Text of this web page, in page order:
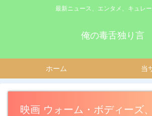
最新ニュース、エンタメ、キュレ
俺の毒舌独り言
ホーム 当
映画 ウォーム・ボディーズ